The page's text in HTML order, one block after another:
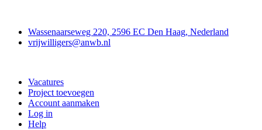
Wassenaarseweg 220, 2596 EC Den Haag, Nederland
vrijwilligers@anwb.nl
Vacatures
Project toevoegen
Account aanmaken
Log in
Help